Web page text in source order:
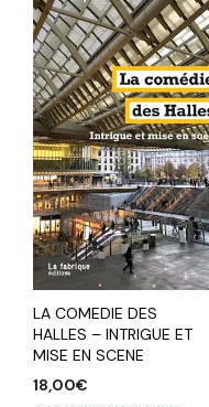
LA COMEDIE DES
HALLES – INTRIGUE ET
MISE EN SCENE
18,00€